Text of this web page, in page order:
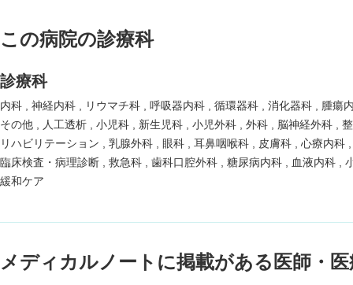
この病院の診療科
診療科
内科 神経内科 リウマチ科 呼吸器内科 循環器科 消化器科
腫瘍
その他
人工透析 小児科 新生児科 小児外科 外科 脳神経外科
リハビリテーション
乳腺外科 眼科 耳鼻咽喉科 皮膚科
心療内科
臨床検査・病理診断
救急科 歯科口腔外科 糖尿病内科 血液内科
緩和ケア
メディカルノートに掲載がある医師・